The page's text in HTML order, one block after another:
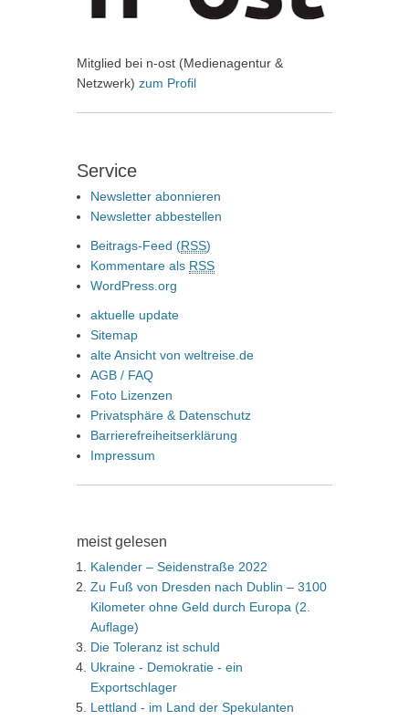
Mitglied bei n-ost (Medienagentur &
Netzwerk) zum Profil
Service
Newsletter abonnieren
Newsletter abbestellen
Beitrags-Feed (RSS)
Kommentare als RSS
WordPress.org
aktuelle update
Sitemap
alte Ansicht von weltreise.de
AGB / FAQ
Foto Lizenzen
Privatsphäre & Datenschutz
Barrierefreiheitserklärung
Impressum
meist gelesen
Kalender – Seidenstraße 2022
Zu Fuß von Dresden nach Dublin – 3100
Kilometer ohne Geld durch Europa (2.
Auflage)
Die Toleranz ist schuld
Ukraine - Demokratie - ein
Exportschlager
Lettland - im Land der Spekulanten